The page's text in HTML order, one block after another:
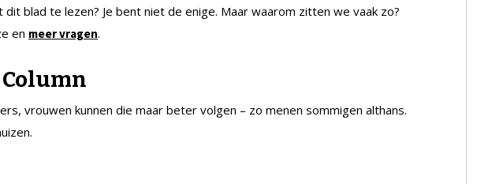
blad te lezen? Je bent niet de enige. Maar waarom zitten we vaak zo?
en meer vragen.
vrouwen kunnen die maar beter volgen – zo menen sommigen althans.